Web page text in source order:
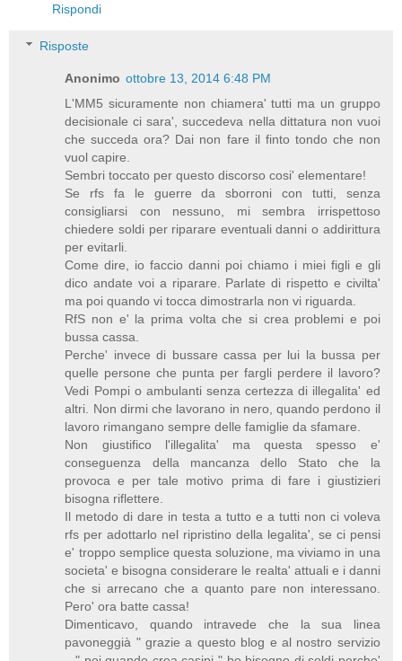
Rispondi
Risposte
Anonimo ottobre 13, 2014 6:48 PM
L'MM5 sicuramente non chiamera' tutti ma un gruppo
decisionale ci sara', succedeva nella dittatura non vuoi
che succeda ora? Dai non fare il finto tondo che non
vuol capire.
Sembri toccato per questo discorso cosi' elementare!
Se rfs fa le guerre da sborroni con tutti, senza
consigliarsi con nessuno, mi sembra irrispettoso
chiedere soldi per riparare eventuali danni o addirittura
per evitarli.
Come dire, io faccio danni poi chiamo i miei figli e gli
dico andate voi a riparare. Parlate di rispetto e civilta'
ma poi quando vi tocca dimostrarla non vi riguarda.
RfS non e' la prima volta che si crea problemi e poi
bussa cassa.
Perche' invece di bussare cassa per lui la bussa per
quelle persone che punta per fargli perdere il lavoro?
Vedi Pompi o ambulanti senza certezza di illegalita' ed
altri. Non dirmi che lavorano in nero, quando perdono il
lavoro rimangano sempre delle famiglie da sfamare.
Non giustifico l'illegalita' ma questa spesso e'
conseguenza della mancanza dello Stato che la
provoca e per tale motivo prima di fare i giustizieri
bisogna riflettere.
Il metodo di dare in testa a tutto e a tutti non ci voleva
rfs per adottarlo nel ripristino della legalita', se ci pensi
e' troppo semplice questa soluzione, ma viviamo in una
societa' e bisogna considerare le realta' attuali e i danni
che si arrecano che a quanto pare non interessano.
Pero' ora batte cassa!
Dimenticavo, quando intravede che la sua linea
pavoneggià " grazie a questo blog e al nostro servizio